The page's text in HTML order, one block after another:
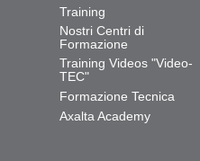
Training
Nostri Centri di
Formazione
Training Videos "Video-
TEC"
Formazione Tecnica
Axalta Academy